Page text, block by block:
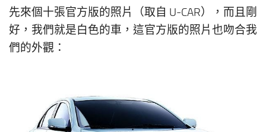
先來個十張官方版的照片（取自 U-CAR），而且剛
好，我們就是白色的車，這官方版的照片也吻合我
們的外觀：